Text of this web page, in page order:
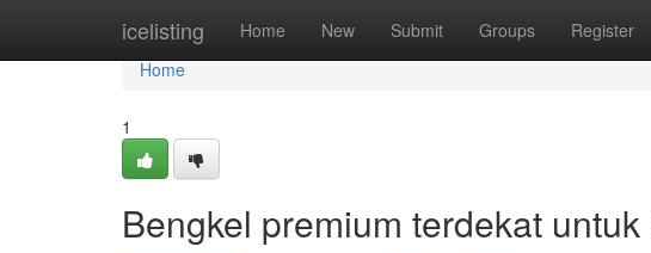
icelisting Home New Submit Groups Register
Home
Home
1
Bengkel premium terdekat